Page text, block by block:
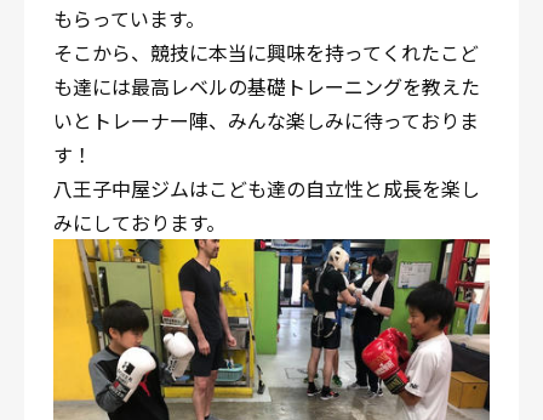
もらっています。
そこから、競技に本当に興味を持ってくれたこど
も達には最高レベルの基礎トレーニングを教えた
いとトレーナー陣、みんな楽しみに待っておりま
す！
八王子中屋ジムはこども達の自立性と成長を楽し
みにしております。